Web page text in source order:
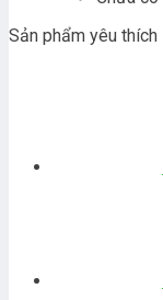
Sản phẩm yêu thích